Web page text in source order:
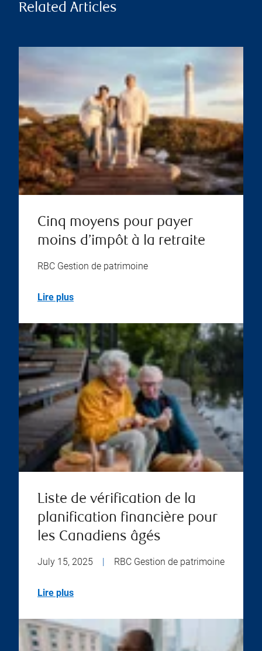
Related Articles
Cinq moyens pour payer
moins d’impôt à la retraite
RBC Gestion de patrimoine
Lire plus
Liste de vérification de la
planification financière pour
les Canadiens âgés
July 15, 2025 | RBC Gestion de patrimoine
Lire plus